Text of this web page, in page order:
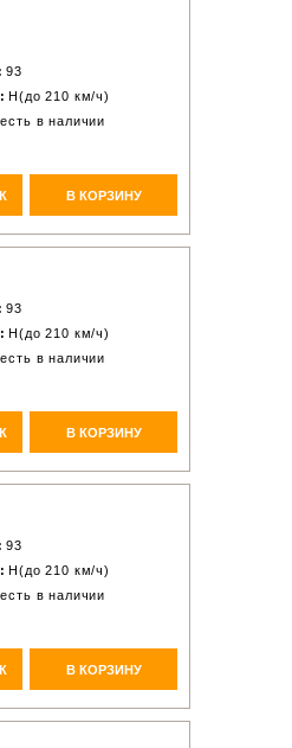
93
H(до 210 км/ч)
есть в наличии
В КОРЗИНУ
93
H(до 210 км/ч)
есть в наличии
В КОРЗИНУ
93
H(до 210 км/ч)
есть в наличии
В КОРЗИНУ